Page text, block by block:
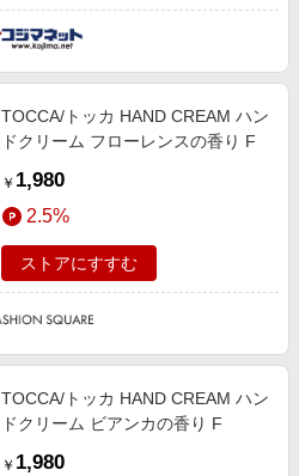
TOCCA/トッカ HAND CREAM ハン
ドクリーム フローレンスの香り F
￥ 1,980
2.5%
ストアにすすむ
TOCCA/トッカ HAND CREAM ハン
ドクリーム ビアンカの香り F
￥ 1,980